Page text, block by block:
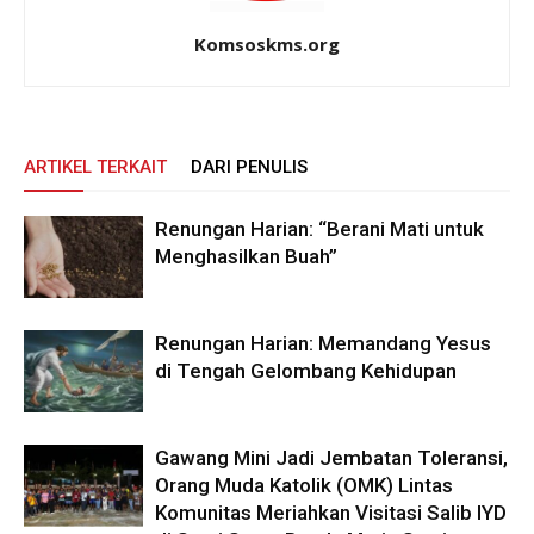
Komsoskms.org
ARTIKEL TERKAIT DARI PENULIS
Renungan Harian: “Berani Mati untuk
Menghasilkan Buah”
Renungan Harian: Memandang Yesus
di Tengah Gelombang Kehidupan
Gawang Mini Jadi Jembatan Toleransi,
Orang Muda Katolik (OMK) Lintas
Komunitas Meriahkan Visitasi Salib IYD